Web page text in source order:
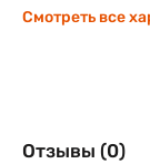
Смотреть все
Отзывы (0)